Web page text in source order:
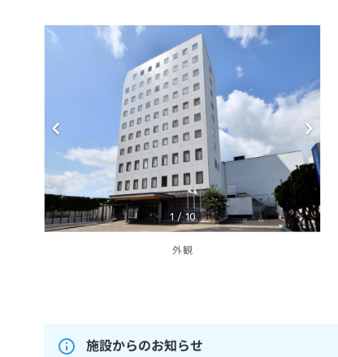
1 /10
外観
施設からのお知らせ